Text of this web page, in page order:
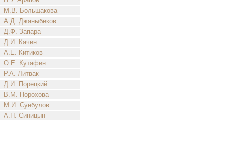
М.В. Большакова
А.Д. Джаныбеков
Д.Ф. Запара
Д.И. Качин
А.Е. Китиков
О.Е. Кутафин
Р.А. Литвак
Д.И. Порецкий
В.М. Порохова
М.И. Сунбулов
А.Н. Синицын